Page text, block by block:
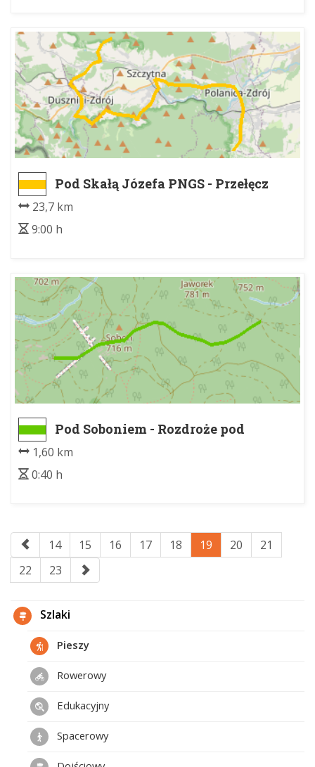
Pod Skałą Józefa PNGS - Przełęcz
Sokołowska
23,7 km
9:00 h
Pod Soboniem - Rozdroże pod
1,60 km
0:40 h
14 15 16 17 18 19 20
21
22
23
Szlaki
Pieszy
Rowerowy
Edukacyjny
Spacerowy